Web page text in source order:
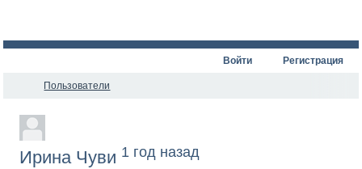
Войти Регистрация
Пользователи
Ирина Чуви 1 год назад